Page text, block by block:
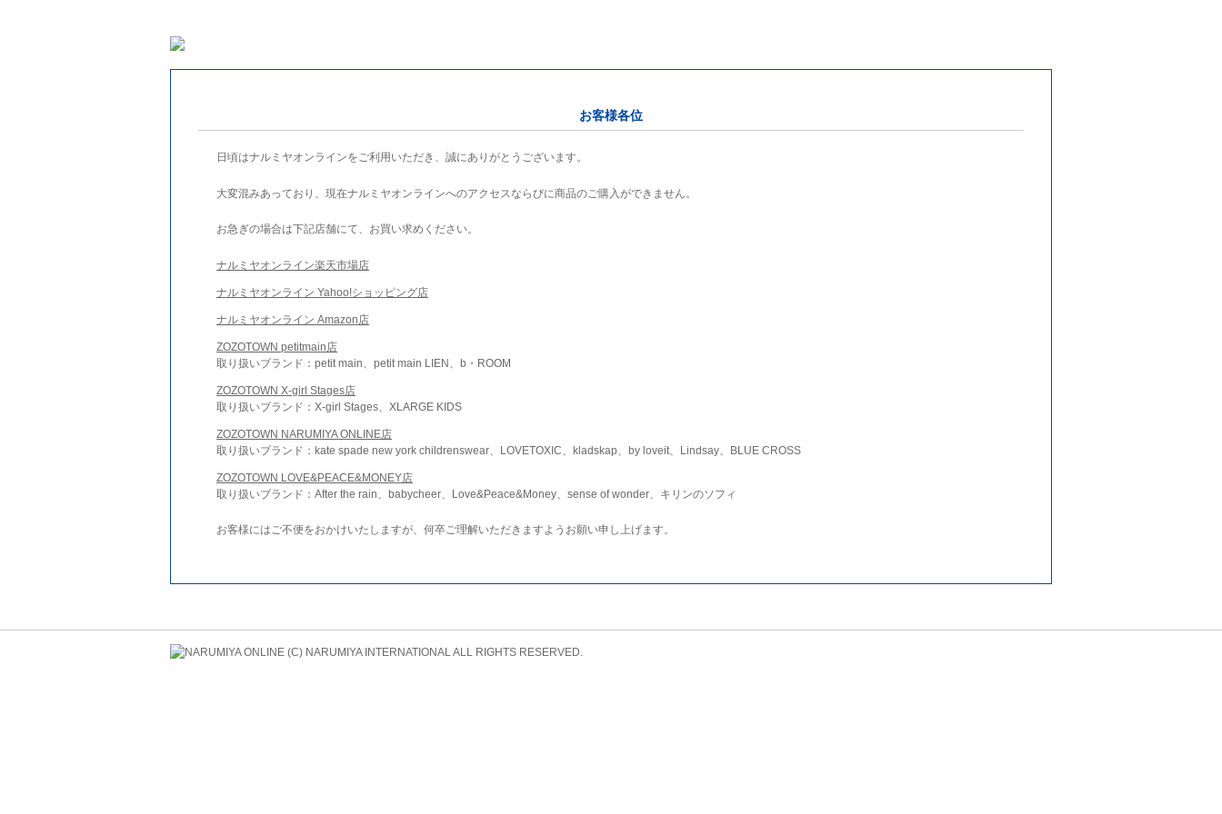
お客様各位
日頃はナルミヤオンラインをご利用いただき、誠にありがとうございます。
大変混みあっており、現在ナルミヤオンラインへのアクセスならびに商品のご購入ができません。
お急ぎの場合は下記店舗にて、お買い求めください。
ナルミヤオンライン楽天市場店
ナルミヤオンライン Yahoo!ショッピング店
ナルミヤオンライン Amazon店
ZOZOTOWN petitmain店
取り扱いブランド：petit main、petit main LIEN、b・ROOM
ZOZOTOWN X-girl Stages店
取り扱いブランド：X-girl Stages、XLARGE KIDS
ZOZOTOWN NARUMIYA ONLINE店
取り扱いブランド：kate spade new york childrenswear、LOVETOXIC、kladskap、by loveit、Lindsay、BLUE CROSS
ZOZOTOWN LOVE&PEACE&MONEY店
取り扱いブランド：After the rain、babycheer、Love&Peace&Money、sense of wonder、キリンのソフィ
お客様にはご不便をおかけいたしますが、何卒ご理解いただきますようお願い申し上げます。